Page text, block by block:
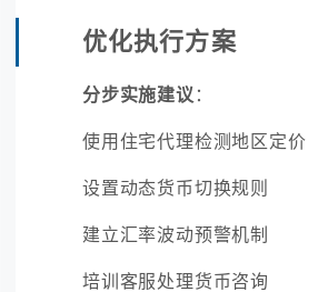
优化执行方案
分步实施建议 ：
使用住宅代理检测地区定价
设置动态货币切换规则
建立汇率波动预警机制
培训客服处理货币咨询